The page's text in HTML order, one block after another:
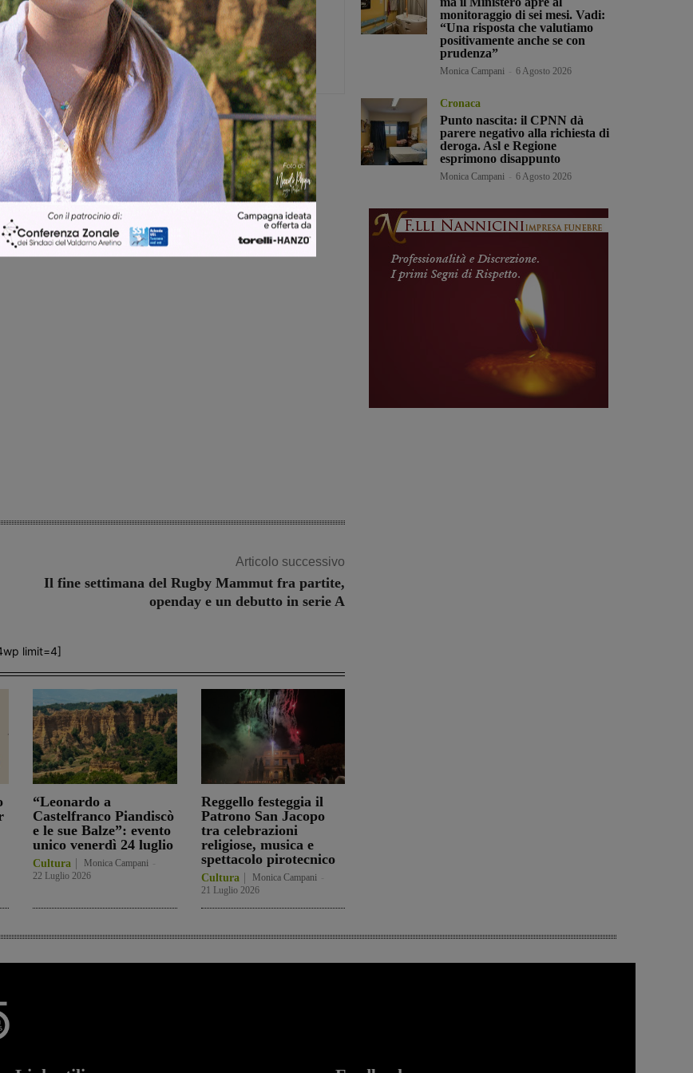
Glenda Venturini
Capo redattore
cultura rignano
Share
Articolo successivo
Il fine settimana del Rugby Mammut fra partite,
openday e un debutto in serie A
limit=4]
“Leonardo a
Castelfranco Piandiscò
e le sue Balze”: evento
unico venerdì 24 luglio
Cultura Monica Campani
22 Luglio 2026
Reggello festeggia il
Patrono San Jacopo
tra celebrazioni
religiose, musica e
spettacolo pirotecnico
Cultura Monica Campani
21 Luglio 2026
monitoraggio di sei mesi. Vadi:
“Una risposta che valutiamo
positivamente anche se con
prudenza”
Monica Campani 6 Agosto 2026
Cronaca
Punto nascita: il CPNN dà
parere negativo alla richiesta di
deroga. Asl e Regione
esprimono disappunto
Monica Campani 6 Agosto 2026